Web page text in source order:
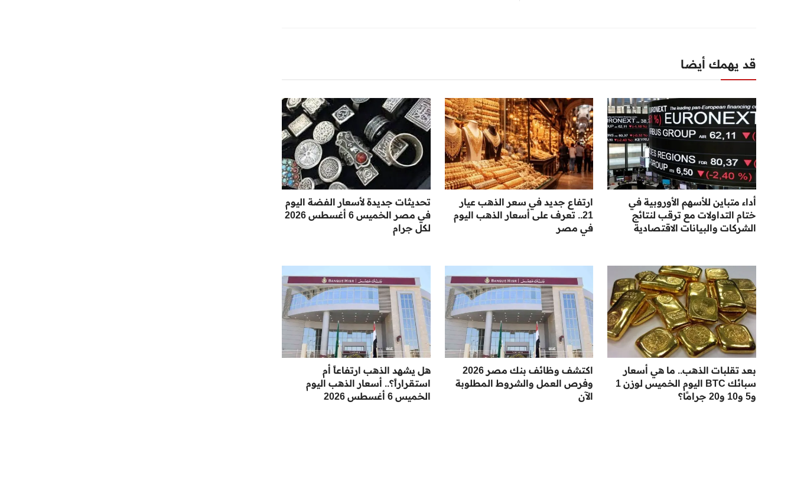
قد يهمك أيضا
أداء متباين للأسهم الأوروبية في
ختام التداولات مع ترقب لنتائج
الشركات والبيانات الاقتصادية
ارتفاع جديد في سعر الذهب عيار
21.. تعرف على أسعار الذهب اليوم
في مصر
تحديثات جديدة لأسعار الفضة اليوم
في مصر الخميس 6 أغسطس 2026
لكل جرام
بعد تقلبات الذهب.. ما هي أسعار
سبائك BTC اليوم الخميس لوزن 1
و5 و10 و20 جرامًا؟
اكتشف وظائف بنك مصر 2026
وفرص العمل والشروط المطلوبة
الآن
هل يشهد الذهب ارتفاعاً أم
استقراراً؟.. أسعار الذهب اليوم
الخميس 6 أغسطس 2026